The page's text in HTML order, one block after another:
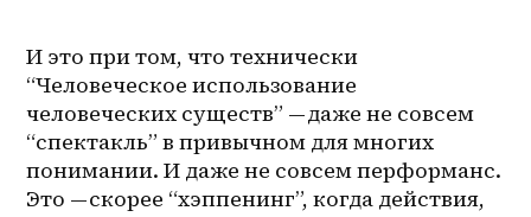
И это при том, что технически
“Человеческое использование
человеческих существ” — даже не совсем
“спектакль” в привычном для многих
понимании. И даже не совсем перформанс.
Это — скорее “хэппенинг”, когда действия,